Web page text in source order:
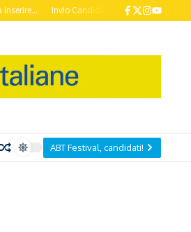
Invio Candidature ABT Festival 2026 entro il 20
ABT Festival, candidati!